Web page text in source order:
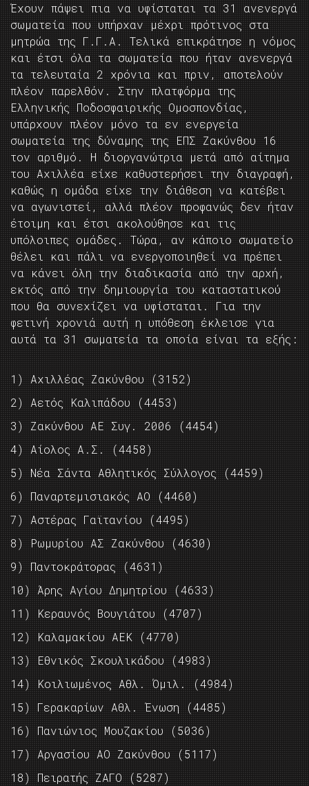
Έχουν πάψει πια να υφίσταται τα 31 ανενεργά
σωματεία που υπήρχαν μέχρι πρότινος στα
μητρώα της Γ.Γ.Α. Τελικά επικράτησε η νόμος
και έτσι όλα τα σωματεία που ήταν ανενεργά
τα τελευταία 2 χρόνια και πριν, αποτελούν
πλέον παρελθόν. Στην πλατφόρμα της
Ελληνικής Ποδοσφαιρικής Ομοσπονδίας,
υπάρχουν πλέον μόνο τα εν ενεργεία
σωματεία της δύναμης της ΕΠΣ Ζακύνθου 16
τον αριθμό. Η διοργανώτρια μετά από αίτημα
του Αχιλλέα είχε καθυστερήσει την διαγραφή,
καθώς η ομάδα είχε την διάθεση να κατέβει
να αγωνιστεί, αλλά πλέον προφανώς δεν ήταν
έτοιμη και έτσι ακολούθησε και τις
υπόλοιπες ομάδες. Τώρα, αν κάποιο σωματείο
θέλει και πάλι να ενεργοποιηθεί να πρέπει
να κάνει όλη την διαδικασία από την αρχή,
εκτός από την δημιουργία του καταστατικού
που θα συνεχίζει να υφίσταται. Για την
φετινή χρονιά αυτή η υπόθεση έκλεισε για
αυτά τα 31 σωματεία τα οποία είναι τα εξής:
1) Aχιλλέας Ζακύνθου (3152)
2) Αετός Καλιπάδου (4453)
3) Ζακύνθου ΑΕ Συγ. 2006 (4454)
4) Αίολος Α.Σ. (4458)
5) Νέα Σάντα Αθλητικός Σύλλογος (4459)
6) Παναρτεμισιακός ΑΟ (4460)
7) Αστέρας Γαϊτανίου (4495)
8) Ρωμυρίου ΑΣ Ζακύνθου (4630)
9) Παντοκράτορας (4631)
10) Άρης Αγίου Δημητρίου (4633)
11) Κεραυνός Βουγιάτου (4707)
12) Καλαμακίου ΑΕΚ (4770)
13) Εθνικός Σκουλικάδου (4983)
14) Κοιλιωμένος Αθλ. Όμιλ. (4984)
15) Γερακαρίων Αθλ. Ένωση (4485)
16) Πανιώνιος Μουζακίου (5036)
17) Αργασίου ΑΟ Ζακύνθου (5117)
18) Πειρατής ΖΑΓΟ (5287)